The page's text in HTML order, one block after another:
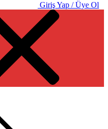
Giriş Yap / Üye Ol